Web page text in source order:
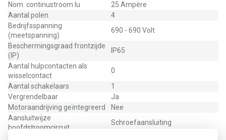
Nom. continustroom Iu
25 Ampère
Aantal polen
4
Bedrijfsspanning
(meetspanning)
690 - 690 Volt
Beschermingsgraad frontzijde
(IP)
IP65
Aantal hulpcontacten als
wisselcontact
0
Aantal schakelaars
1
Vergrendelbaar
Ja
Motoraandrijving geïntegreerd
Nee
Aansluitwijze
hoofdstroomcircuit
Schroefaansluiting